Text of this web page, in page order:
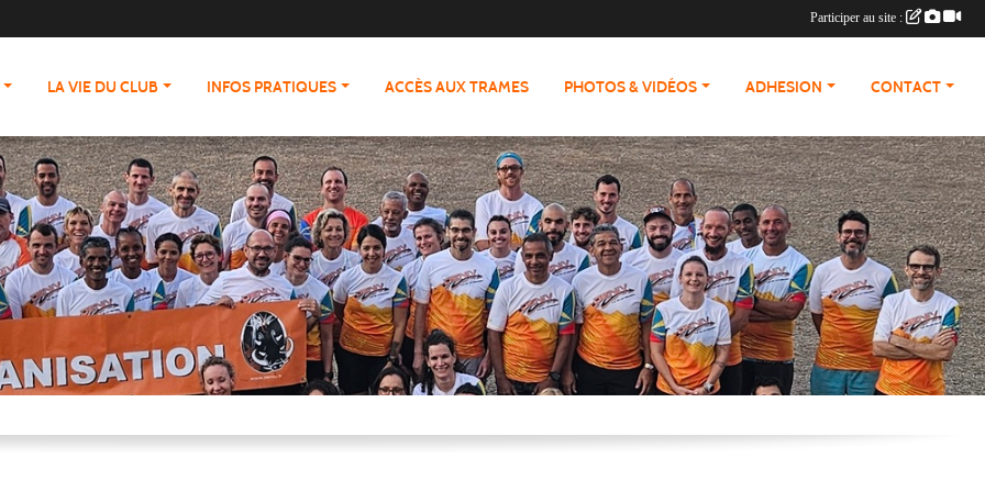
LA VIE DU CLUB INFOS PRATIQUES ACCÈS AUX TRAMES PHOTOS & VIDÉOS ADHESION CONTACT
Participer au site :